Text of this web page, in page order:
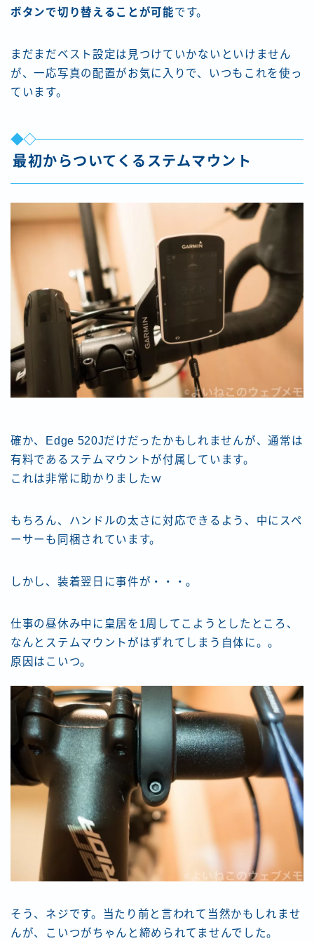
ボタンで切り替えることが可能です。
まだまだベスト設定は見つけていかないといけません
が、一応写真の配置がお気に入りで、いつもこれを使っ
ています。
最初からついてくるステムマウント
確か、Edge 520Jだけだったかもしれませんが、通常は
有料であるステムマウントが付属しています。
これは非常に助かりましたｗ
もちろん、ハンドルの太さに対応できるよう、中にスペ
ーサーも同梱されています。
しかし、装着翌日に事件が・・・。
仕事の昼休み中に皇居を1周してこようとしたところ、
なんとステムマウントがはずれてしまう自体に。。
原因はこいつ。
そう、ネジです。当たり前と言われて当然かもしれませ
んが、こいつがちゃんと締められてませんでした。